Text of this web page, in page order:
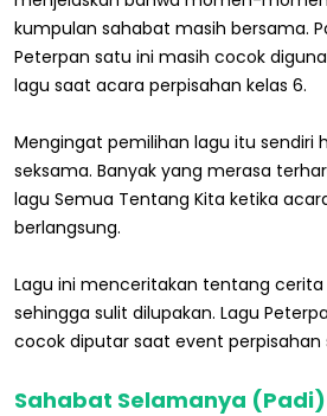
kumpulan sahabat masih bersama.
Peterpan satu ini masih cocok
lagu saat acara perpisahan kelas 6.
Mengingat pemilihan lagu itu sendiri
seksama. Banyak yang merasa
lagu Semua Tentang Kita ketika
berlangsung.
Lagu ini menceritakan tentang
sehingga sulit dilupakan. Lagu
cocok diputar saat event perpisahan
Sahabat Selamanya (Padi)